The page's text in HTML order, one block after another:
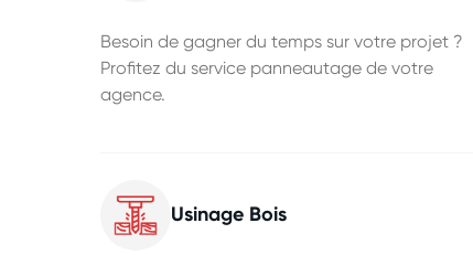
Besoin de gagner du temps sur votre projet ?
Profitez du service panneautage de votre
agence.
Usinage Bois